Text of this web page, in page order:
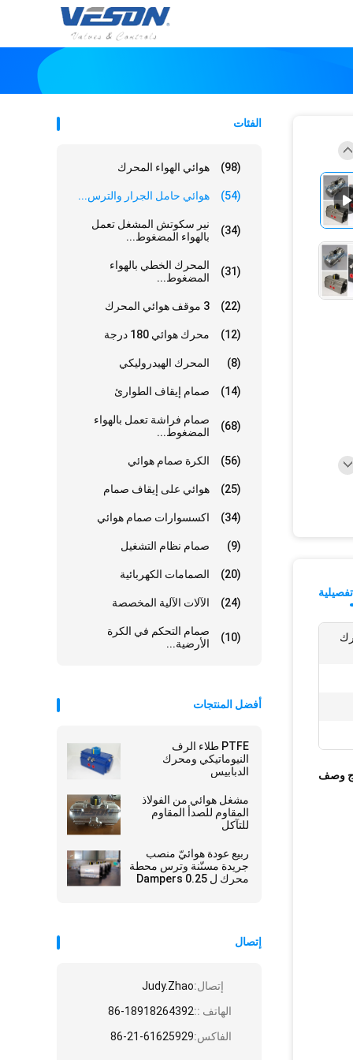
الفئات
هوائي الهواء المحرك (98)
هوائي حامل الجرار والترس... (54)
نير سكوتش المشغل تعمل
بالهواء المضغوط...
(34)
المحرك الخطي بالهواء
المضغوط...
(31)
3 موقف هوائي المحرك (22)
محرك هوائي 180 درجة (12)
المحرك الهيدروليكي (8)
صمام إيقاف الطوارئ (14)
صمام فراشة تعمل بالهواء
المضغوط...
(68)
الكرة صمام هوائي (56)
هوائي على إيقاف صمام (25)
اكسسوارات صمام هوائي (34)
صمام نظام التشغيل (9)
الصمامات الكهربائية (20)
الآلات الآلية المخصصة (24)
صمام التحكم في الكرة
الأرضية...
(10)
أفضل المنتجات
PTFE طلاء الرف
النيوماتيكي ومحرك
الدبابيس
مشغل هوائي من الفولاذ
المقاوم للصدأ المقاوم
للتآكل
ربيع عودة هوائيّ منصب
جريدة مسنّنة وترس محطة
محرك ل Dampers 0.25
إتصال
إتصال:Judy.Zhao
الهاتف ::86-18918264392
الفاكس:86-21-61625929
وصف